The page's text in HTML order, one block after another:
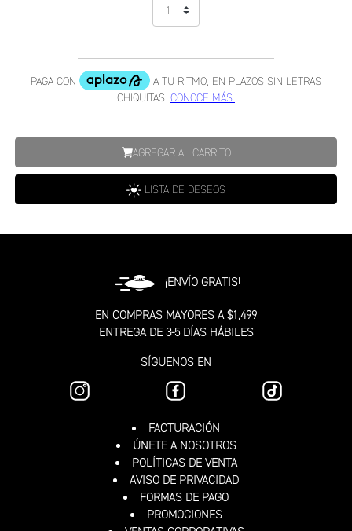
AGREGAR AL CARRITO
LISTA DE DESEOS
¡ENVÍO GRATIS!
EN COMPRAS MAYORES A $1,499
ENTREGA DE 3-5 DÍAS HÁBILES
SÍGUENOS EN
FACTURACIÓN
ÚNETE A NOSOTROS
POLÍTICAS DE VENTA
AVISO DE PRIVACIDAD
FORMAS DE PAGO
PROMOCIONES